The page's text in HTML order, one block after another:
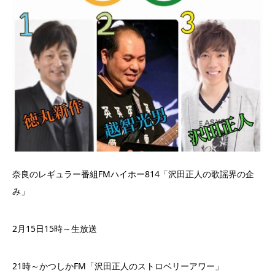
奈良のレギュラー番組FMハイホー814「沢田正人の歌謡界の企
み」
2月15日15時～生放送
21時～かつしかFM「沢田正人のストロベリーアワー」